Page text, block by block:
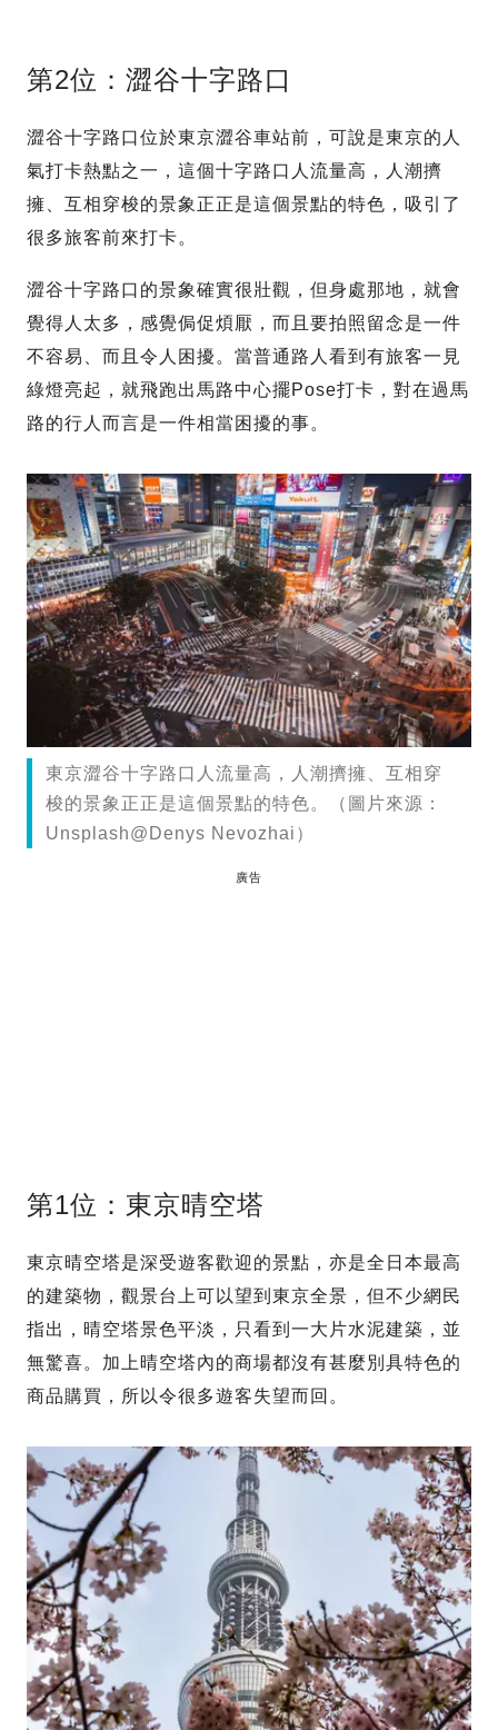
第2位：澀谷十字路口
澀谷十字路口位於東京澀谷車站前，可說是東京的人
氣打卡熱點之一，這個十字路口人流量高，人潮擠
擁、互相穿梭的景象正正是這個景點的特色，吸引了
很多旅客前來打卡。
澀谷十字路口的景象確實很壯觀，但身處那地，就會
覺得人太多，感覺侷促煩厭，而且要拍照留念是一件
不容易、而且令人困擾。當普通路人看到有旅客一見
綠燈亮起，就飛跑出馬路中心擺Pose打卡，對在過馬
路的行人而言是一件相當困擾的事。
東京澀谷十字路口人流量高，人潮擠擁、互相穿
梭的景象正正是這個景點的特色。（圖片來源：
Unsplash@Denys Nevozhai）
廣告
第1位：東京晴空塔
東京晴空塔是深受遊客歡迎的景點，亦是全日本最高
的建築物，觀景台上可以望到東京全景，但不少網民
指出，晴空塔景色平淡，只看到一大片水泥建築，並
無驚喜。加上晴空塔內的商場都沒有甚麼別具特色的
商品購買，所以令很多遊客失望而回。